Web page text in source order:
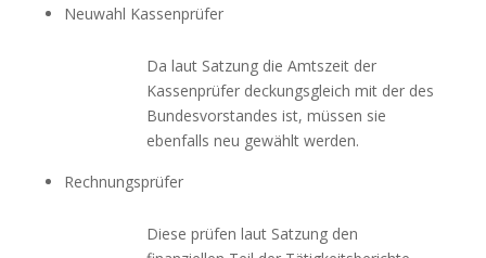
Neuwahl Kassenprüfer
Da laut Satzung die Amtszeit der
Kassenprüfer deckungsgleich mit der des
Bundesvorstandes ist, müssen sie
ebenfalls neu gewählt werden.
Rechnungsprüfer
Diese prüfen laut Satzung den